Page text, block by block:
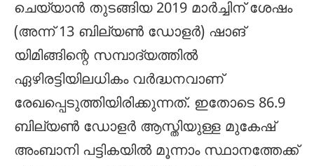
ചെയ്യാൻ തുടങ്ങിയ 2019 മാർച്ചിന് ശേഷം
(അന്ന് 13 ബില്യൺ ഡോളർ) ഷാങ്
യിമിങ്ങിന്റെ സമ്പാദ്യത്തിൽ
ഏഴിരട്ടിയിലധികം വർദ്ധനവാണ്
രേഖപ്പെടുത്തിയിരിക്കുന്നത്. ഇതോടെ 86.9
ബില്യൺ ഡോളർ ആസ്തിയുള്ള മുകേഷ്
അംബാനി പട്ടികയിൽ മൂന്നാം സ്ഥാനത്തേക്ക്